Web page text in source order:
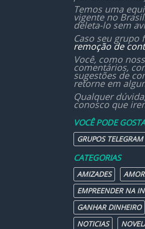
Temos uma
vigente no
deleta-lo sem
Caso seu grupo
remoção de
Você, como
comentários,
sugestões de
retorne em
Qualquer
conosco que
VOCÊ PODE
GRUPOS TELEGRAM
CATEGORIAS
AMIZADES
EMPREENDER NA
GANHAR DINHEIRO
NOTICIAS